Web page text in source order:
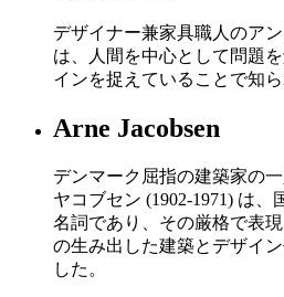
デザイナー兼家具職人のア
は、人間を中心として問題
インを捉えていることで知ら
Arne Jacobsen
デンマーク屈指の建築家の
ヤコブセン (1902-1971) は
名詞であり、その厳格で表
の生み出した建築とデザイ
した。